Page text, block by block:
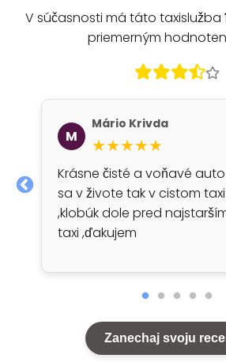
V súčasnosti má táto taxislužba
priemerným
M
Mário Krivda
★★★★★
Krásne čisté a voňavé
sa v živote tak v cistom
,klobúk dole pred
taxi ,ďakujem
Zanechaj svoju